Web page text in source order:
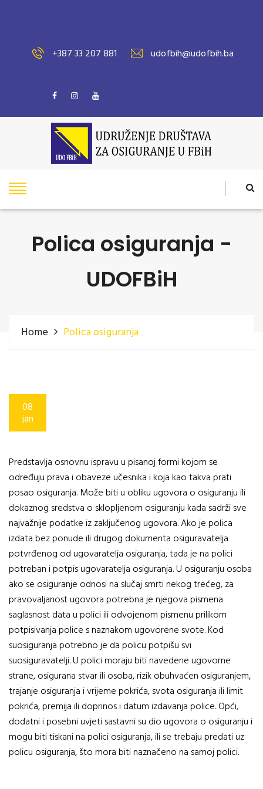
+387 33 207 881 udofbih@udofbih.ba
Polica osiguranja -
UDOFBiH
Home Polica osiguranja
08
jan
Predstavlja osnovnu ispravu u pisanoj formi kojom se
određuju prava i obaveze učesnika i koja kao takva prati
posao osiguranja. Može biti u obliku ugovora o osiguranju ili
dokaznog sredstva o sklopljenom osiguranju kada sadrži sve
najvažnije podatke iz zaključenog ugovora. Ako je polica
izdata bez ponude ili drugog dokumenta osiguravatelja
potvrđenog od ugovaratelja osiguranja, tada je na polici
potreban i potpis ugovaratelja osiguranja. U osiguranju osoba
ako se osiguranje odnosi na slučaj smrti nekog trećeg, za
pravovaljanost ugovora potrebna je njegova pismena
saglasnost data u polici ili odvojenom pismenu prilikom
potpisivanja police s naznakom ugovorene svote. Kod
suosiguranja potrebno je da policu potpišu svi
suosiguravatelji. U polici moraju biti navedene ugovorne
strane, osigurana stvar ili osoba, rizik obuhvaćen osiguranjem,
trajanje osiguranja i vrijeme pokrića, svota osiguranja ili limit
pokrića, premija ili doprinos i datum izdavanja police. Opći,
dodatni i posebni uvjeti sastavni su dio ugovora o osiguranju i
mogu biti tiskani na polici osiguranja, ili se trebaju predati uz
policu osiguranja, što mora biti naznačeno na samoj polici.